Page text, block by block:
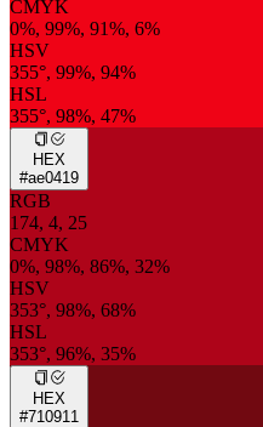
CMYK
0%, 99%, 91%, 6%
HSV
355°, 99%, 94%
HSL
355°, 98%, 47%
HEX
#ae0419
RGB
174, 4, 25
CMYK
0%, 98%, 86%, 32%
HSV
353°, 98%, 68%
HSL
353°, 96%, 35%
HEX
#710911